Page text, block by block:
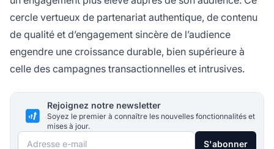
cercle vertueux de partenariat authentique, de contenu
de qualité et d’engagement sincère de l’audience
engendre une croissance durable, bien supérieure à
celle des campagnes transactionnelles et intrusives.
Rejoignez notre newsletter
Soyez le premier à connaître les nouvelles fonctionnalités et
mises à jour.
Adresse e-mail S'abonner